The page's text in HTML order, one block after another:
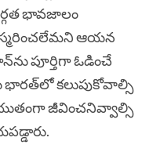
భావజాలం
ఆయన
పూర్తిగా ఓడించే
భారత్‌లో కలుపుకోవాల్సి
జీవించనివ్వాల్సి